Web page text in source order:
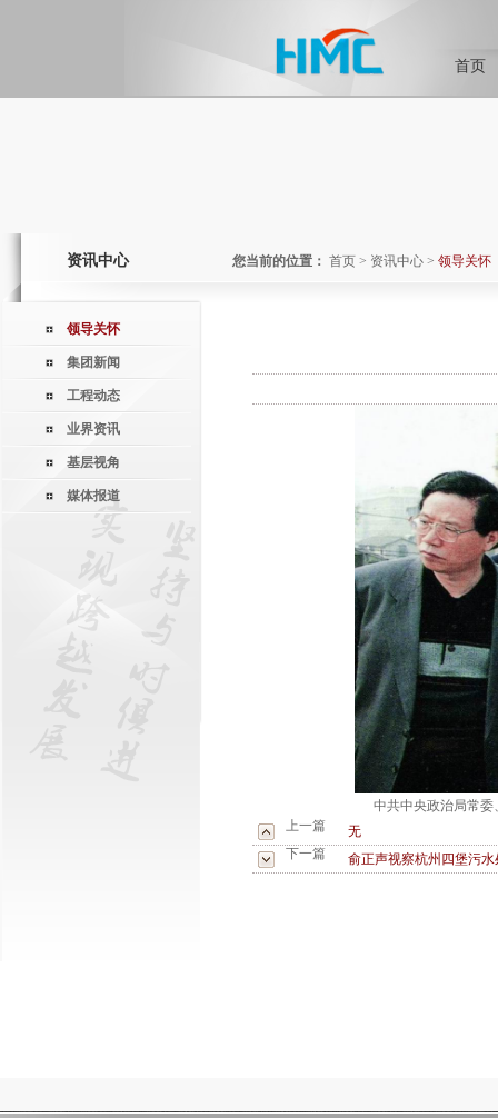
首页
资讯中心 您当前的位置： 首页 > 资讯中心 > 领导关怀
领导关怀
集团新闻
工程动态
业界资讯
基层视角
媒体报道
中共中央政治局常
上一篇
无
下一篇
俞正声视察杭州四堡污